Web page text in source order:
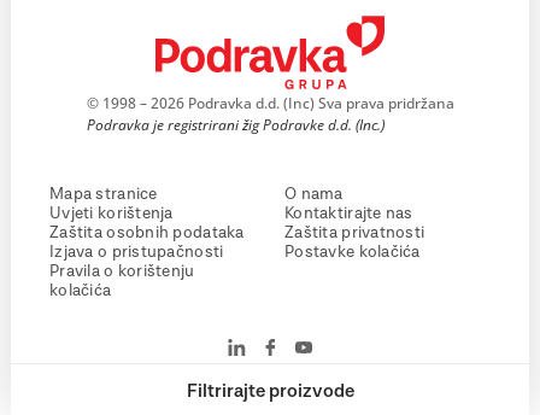
Filtrirajte proizvode
© 1998 – 2026 Podravka d.d. (Inc) Sva prava pridržana
Podravka je registrirani žig Podravke d.d. (Inc.)
Mapa stranice
Uvjeti korištenja
Zaštita osobnih podataka
Izjava o pristupačnosti
Pravila o korištenju
kolačića
O nama
Kontaktirajte nas
Zaštita privatnosti
Postavke kolačića